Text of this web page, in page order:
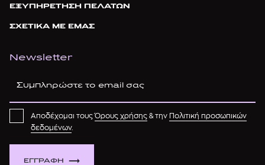
ΕΞΥΠΗΡΕΤΗΣΗ ΠΕΛΑΤΩΝ
ΣΧΕΤΙΚΑ ΜΕ ΕΜΑΣ
Newsletter
ΕΓΓΡΑΦΗ
Αποδέχομαι τουςΌρους χρήσης & την
Πολιτική προσωπικών
δεδομένων.